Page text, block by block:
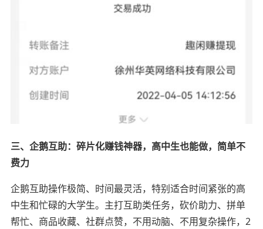
三、企鹅互助：碎片化赚钱神器，高中生也能做，简单不
费力
企鹅互助操作极简、时间最灵活，特别适合时间紧张的高
中生和忙碌的大学生。主打互助类任务，砍价助力、拼单
帮忙、商品收藏、社群点赞，不用动脑、不用复杂操作，2